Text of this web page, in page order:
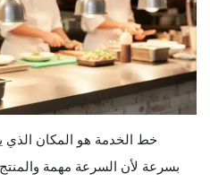
خط الخدمة هو المكان الذي
بسرعة لأن السرعة مهمة